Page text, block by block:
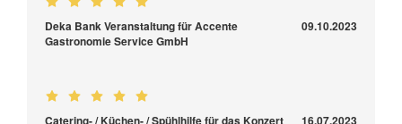
Deka Bank Veranstaltung für Accente
Gastronomie Service GmbH
09.10.2023
Catering- / Küchen- / Spühlhilfe für das Konzert
16.07.2023